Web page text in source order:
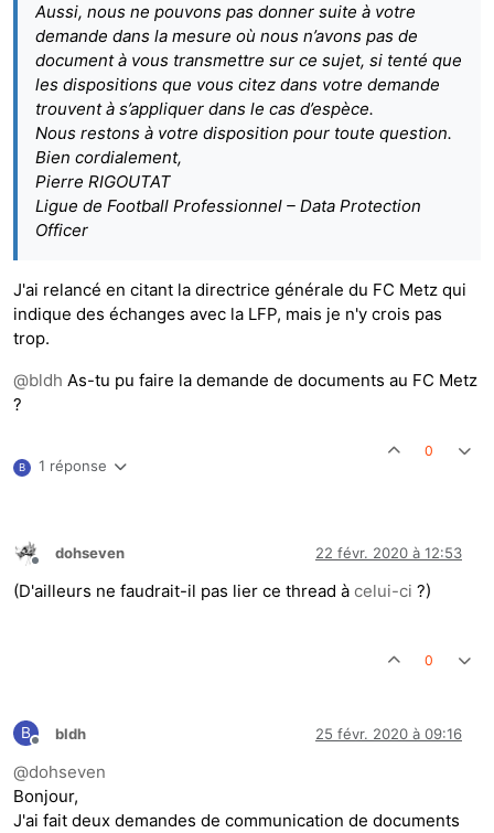
Aussi, nous ne pouvons pas donner suite à votre
demande dans la mesure où nous n’avons pas de
document à vous transmettre sur ce sujet, si tenté que
les dispositions que vous citez dans votre demande
trouvent à s’appliquer dans le cas d’espèce.
Nous restons à votre disposition pour toute question.
Bien cordialement,
Pierre RIGOUTAT
Ligue de Football Professionnel – Data Protection
Officer
J'ai relancé en citant la directrice générale du FC Metz qui
indique des échanges avec la LFP, mais je n'y crois pas
trop.
@bldh As-tu pu faire la demande de documents au FC Metz
?
B 1 réponse
0
Hors-ligne
dohseven 22 févr. 2020 à 12:53
(D'ailleurs ne faudrait-il pas lier ce thread à celui-ci ?)
0
B
Hors-ligne
bldh 25 févr. 2020 à 09:16
@dohseven
Bonjour,
J'ai fait deux demandes de communication de documents